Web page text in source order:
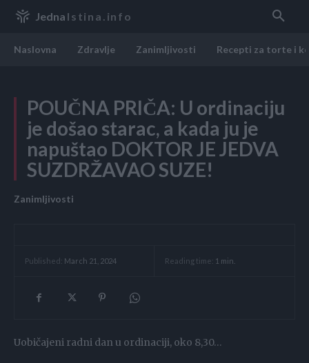
Jedna Istina.info
Naslovna Zdravlje Zanimljivosti Recepti za torte i
POUČNA PRIČA: U ordinaciju
je došao starac, a kada ju je
napuštao DOKTOR JE JEDVA
SUZDRŽAVAO SUZE!
Zanimljivosti
Published: March 21, 2024 Reading time: 1 min.
Uobičajeni radni dan u ordinaciji, oko 8,30…